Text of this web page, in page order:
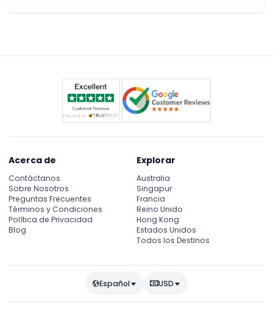
Acerca de
Contáctanos
Sobre Nosotros
Preguntas Frecuentes
Términos y Condiciones
Política de Privacidad
Blog
Explorar
Australia
Singapur
Francia
Reino Unido
Hong Kong
Estados Unidos
Todos los Destinos
Español USD